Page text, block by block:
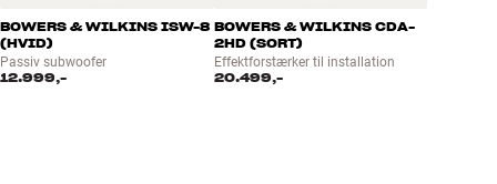
BOWERS & WILKINS ISW-8
(HVID)
Passiv subwoofer
12.999,-
BOWERS & WILKINS CDA-
2HD (SORT)
Effektforstærker til installation
20.499,-